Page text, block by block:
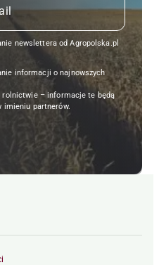
newslettera od Agropolska.pl
informacji o najnowszych
rolnictwie – informacje te będą
imieniu partnerów.